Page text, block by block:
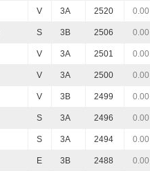
V 3A 2520 0.00
S 3B 2506 0.00
V 3A 2501 0.00
V 3A 2500 0.00
V 3B 2499 0.00
S 3A 2496 0.00
S 3A 2494 0.00
E 3B 2488 0.00